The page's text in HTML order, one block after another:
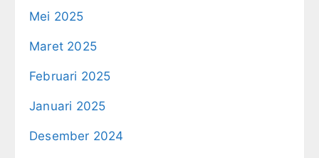
Mei 2025
Maret 2025
Februari 2025
Januari 2025
Desember 2024